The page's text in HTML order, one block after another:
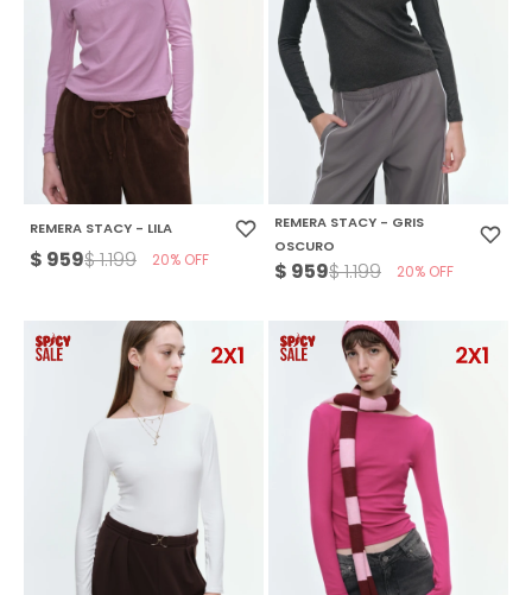
REMERA STACY - LILA
$ 959$1.199 20
REMERA STACY - GRIS
OSCURO
$ 959$1.199 20